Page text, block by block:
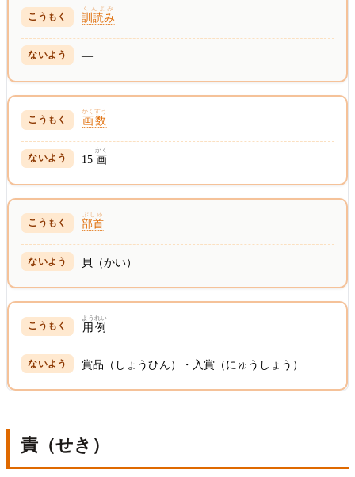
訓読み
くんよみ
—
画数
かくすう
15画
かく
部首
ぶしゅ
貝（かい）
用例
ようれい
賞品（しょうひん）・入賞（にゅうしょう）
責（せき）